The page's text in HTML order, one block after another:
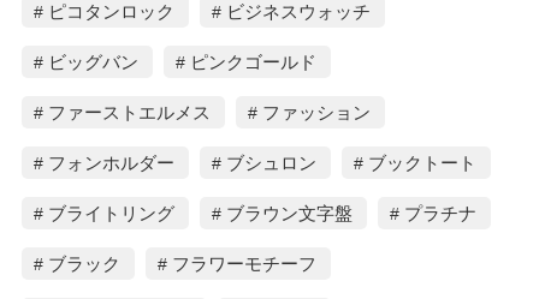
ピコタンロック ビジネスウォッチ
ビッグバン ピンクゴールド
ファーストエルメス ファッション
フォンホルダー ブシュロン ブックトート
ブライトリング ブラウン文字盤 プラチナ
ブラック フラワーモチーフ